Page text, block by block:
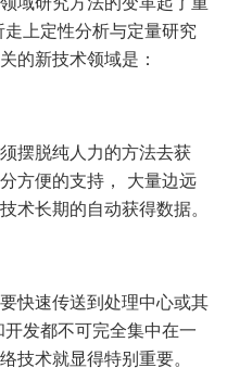
上定性分析与定量研究
的新技术领域是：
摆脱纯人力的方法去获
方便的支持， 大量边远
术长期的自动获得数据。
快速传送到处理中心或其
发都不可完全集中在一
技术就显得特别重要。